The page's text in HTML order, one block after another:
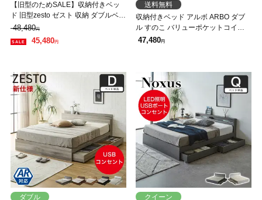
【旧型のためSALE】収納付きベッ
ド 旧型zesto ゼスト 収納 ダブルベッ
ド 高密度バリューポケットコイルマ
ットレス付き 収納付き USBポート
付き ダブル すのこベッド 引き出し
48,480円
45,480円
送料無料
収納付きベッド アルボ ARBO ダブ
ル すのこ バリューポケットコイル
マットレス付 USB・コンセント フ
47,480円
ダブル
クイーン